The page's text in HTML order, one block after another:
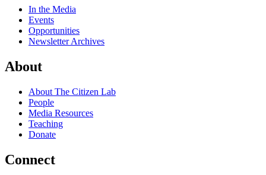
In the Media
Events
Opportunities
Newsletter Archives
About
About The Citizen Lab
People
Media Resources
Teaching
Donate
Connect